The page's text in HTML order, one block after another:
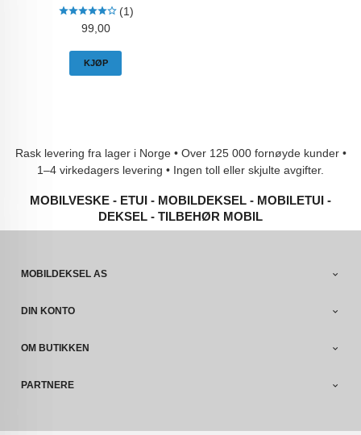
(1)
Pris
99,00
KJØP
Rask levering fra lager i Norge • Over 125 000 fornøyde kunder •
1–4 virkedagers levering • Ingen toll eller skjulte avgifter.
MOBILVESKE - ETUI - MOBILDEKSEL - MOBILETUI -
DEKSEL - TILBEHØR MOBIL
MOBILDEKSEL AS
DIN KONTO
OM BUTIKKEN
PARTNERE